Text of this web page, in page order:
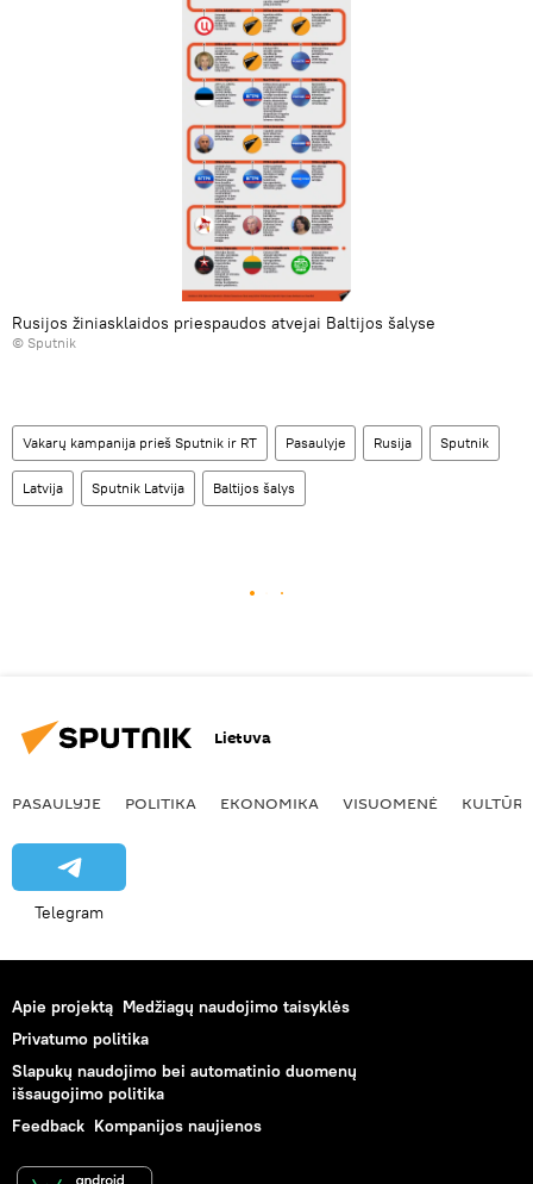
Rusijos žiniasklaidos priespaudos atvejai Baltijos šalyse
© Sputnik
Vakarų kampanija prieš Sputnik ir RT Pasaulyje Rusija Sputnik
Latvija Sputnik Latvija Baltijos šalys
Lietuva
PASAULYJE POLITIKA EKONOMIKA VISUOMENĖ KULTŪRA
Telegram
Apie projektą Medžiagų naudojimo taisyklės
Privatumo politika
Slapukų naudojimo bei automatinio duomenų
išsaugojimo politika
Feedback Kompanijos naujienos